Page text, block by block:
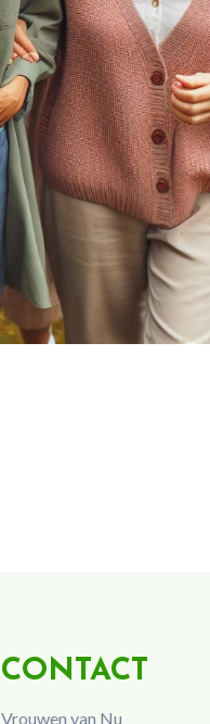
CONTACT
Vrouwen van Nu